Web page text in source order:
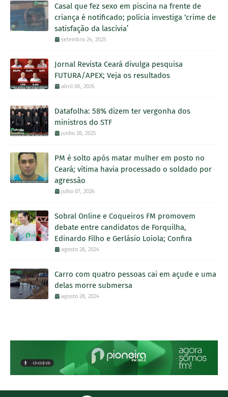
Casal que fez sexo em piscina na frente de
criança é notificado; polícia investiga ‘crime de
satisfação da lascívia’
setembro 24, 2025
Jornal Revista Ceará divulga pesquisa
FUTURA/APEX; Veja os resultados
abril 06, 2026
Datafolha: 58% dizem ter vergonha dos
ministros do STF
junho 28, 2025
PM é solto após matar mulher em posto no
Ceará; vítima havia processado o soldado por
agressão
julho 07, 2026
Sobral Online e Coqueiros FM promovem
debate entre candidatos de Forquilha,
Edinardo Filho e Gerlásio Loiola; Confira
agosto 28, 2024
Carro com quatro pessoas cai em açude e uma
delas morre submersa
agosto 28, 2024